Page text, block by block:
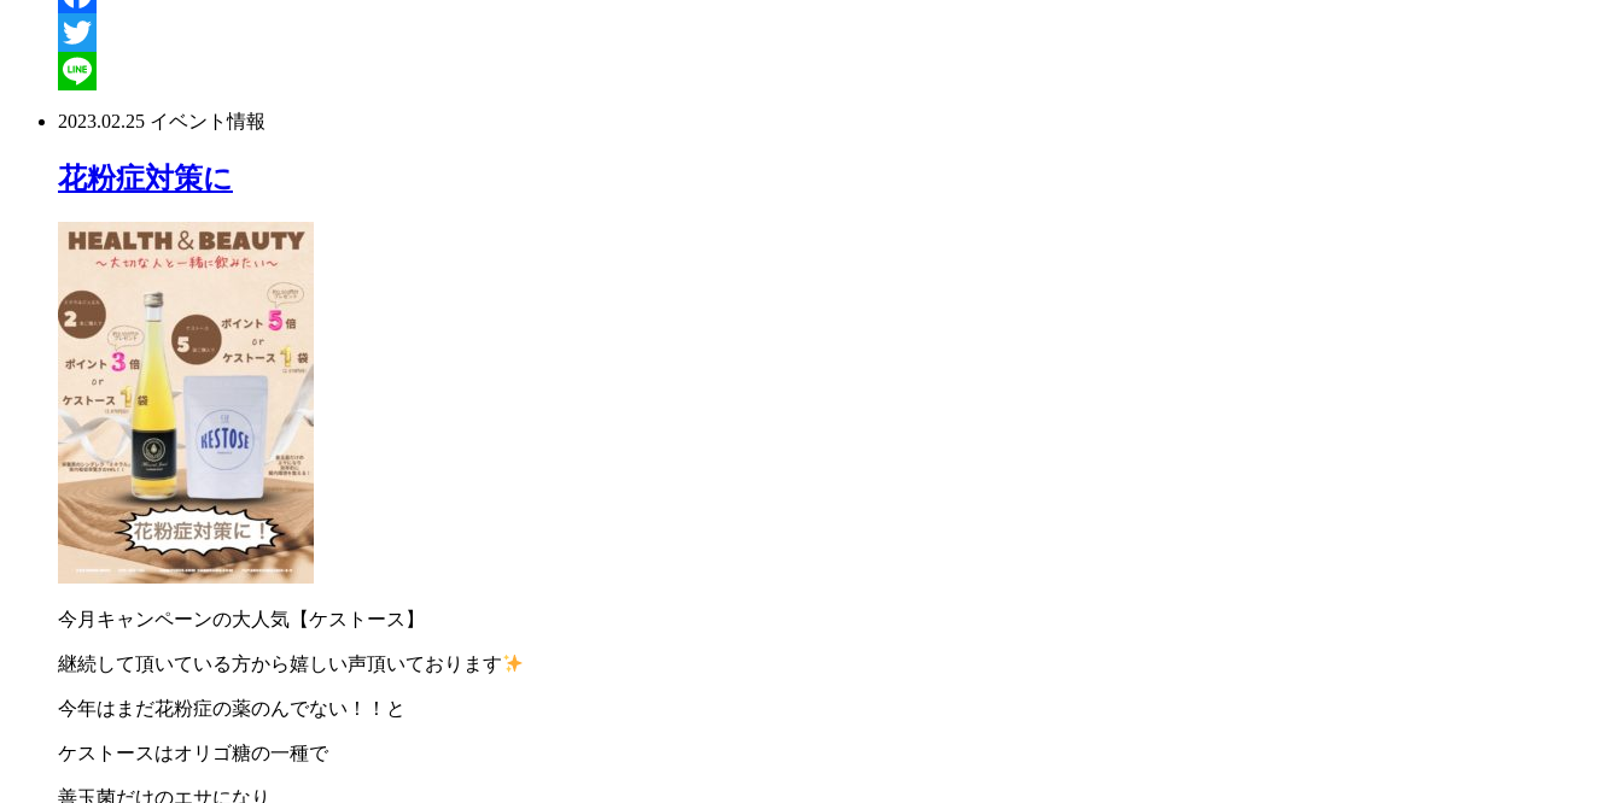
Facebook
Twitter
2023.02.25 イベント情報
花粉症対策に
今月キャンペーンの大人気【ケストース】
継続して頂いている方から嬉しい声頂いております
今年はまだ花粉症の薬のんでない！！と
ケストースはオリゴ糖の一種で
善玉菌だけのエサになり